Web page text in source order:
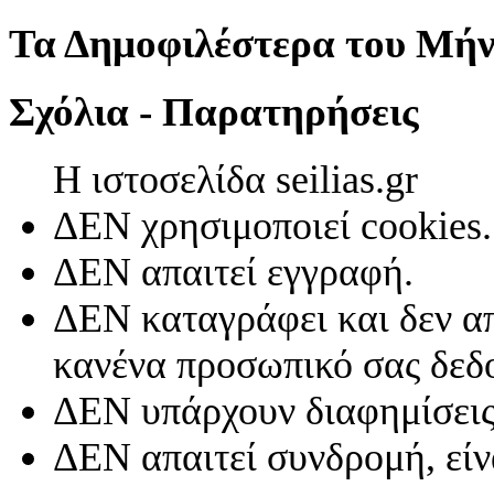
Τα Δημοφιλέστερα του
Σχόλια - Παρατηρήσεις
Η ιστοσελίδα seilias.gr
ΔΕΝ χρησιμοποιεί cookies.
ΔΕΝ απαιτεί εγγραφή.
ΔΕΝ καταγράφει και δεν
κανένα προσωπικό σας
ΔΕΝ υπάρχουν
ΔΕΝ απαιτεί συνδρομή,